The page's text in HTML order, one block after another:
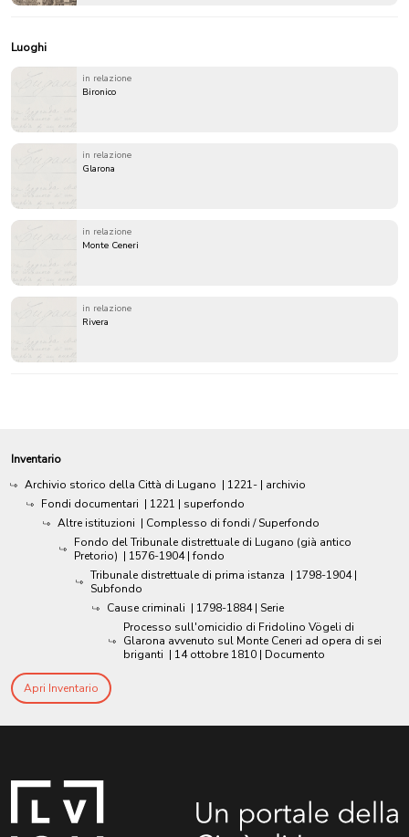
Luoghi
in relazione
Bironico
in relazione
Glarona
in relazione
Monte Ceneri
in relazione
Rivera
Inventario
Archivio storico della Città di Lugano | 1221- | archivio
Fondi documentari | 1221 | superfondo
Altre istituzioni | Complesso di fondi / Superfondo
Fondo del Tribunale distrettuale di Lugano (già antico
Pretorio) | 1576-1904 | fondo
Tribunale distrettuale di prima istanza | 1798-1904 |
Subfondo
Cause criminali | 1798-1884 | Serie
Processo sull'omicidio di Fridolino Vögeli di
Glarona avvenuto sul Monte Ceneri ad opera di sei
briganti | 14 ottobre 1810 | Documento
Apri Inventario